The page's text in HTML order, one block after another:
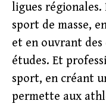
ligues
sport de masse,
et en ouvrant des
études. Et
sport, en créant
permette aux